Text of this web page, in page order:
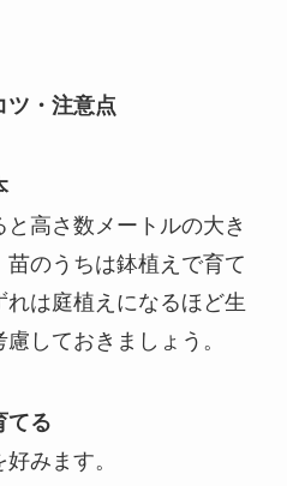
ツ・注意点
高さ数メートルの大き
のうちは鉢植えで育て
は庭植えになるほど生
しておきましょう。
てる
みます。